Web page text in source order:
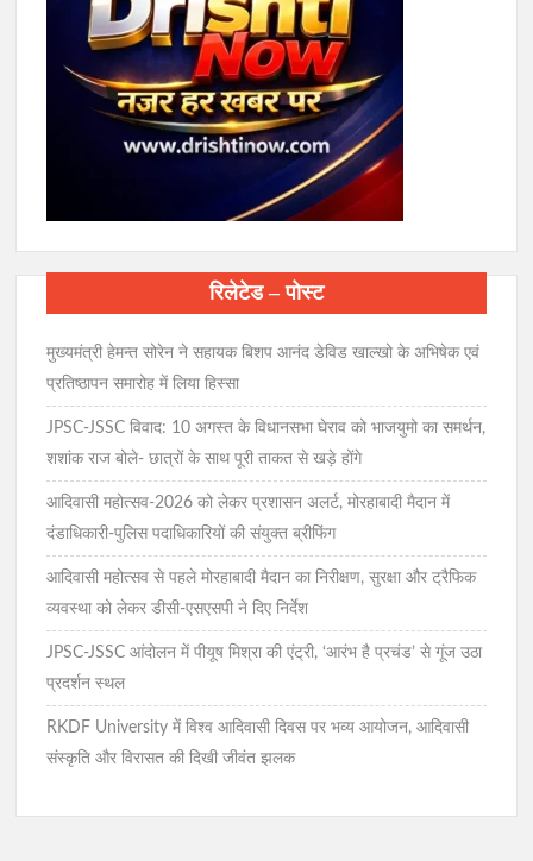
रिलेटेड – पोस्ट
मुख्यमंत्री हेमन्त सोरेन ने सहायक बिशप आनंद डेविड खाल्खो के अभिषेक एवं
प्रतिष्ठापन समारोह में लिया हिस्सा
JPSC-JSSC विवाद: 10 अगस्त के विधानसभा घेराव को भाजयुमो का समर्थन,
शशांक राज बोले- छात्रों के साथ पूरी ताकत से खड़े होंगे
आदिवासी महोत्सव-2026 को लेकर प्रशासन अलर्ट, मोरहाबादी मैदान में
दंडाधिकारी-पुलिस पदाधिकारियों की संयुक्त ब्रीफिंग
आदिवासी महोत्सव से पहले मोरहाबादी मैदान का निरीक्षण, सुरक्षा और ट्रैफिक
व्यवस्था को लेकर डीसी-एसएसपी ने दिए निर्देश
JPSC-JSSC आंदोलन में पीयूष मिश्रा की एंट्री, ‘आरंभ है प्रचंड’ से गूंज उठा
प्रदर्शन स्थल
RKDF University में विश्व आदिवासी दिवस पर भव्य आयोजन, आदिवासी
संस्कृति और विरासत की दिखी जीवंत झलक